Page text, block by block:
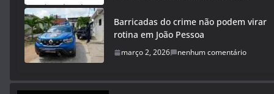
Barricadas do crime não podem virar
rotina em João Pessoa
março 2, 2026 nenhum comentário